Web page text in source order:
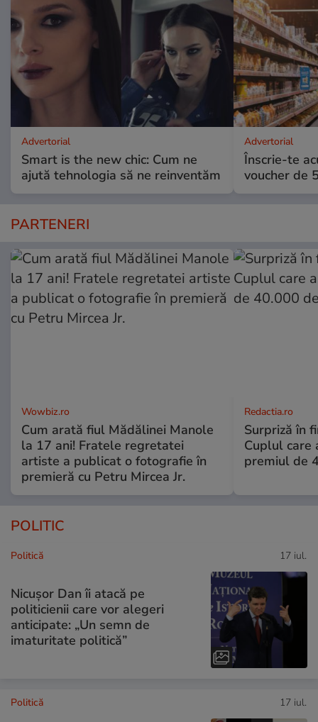
Advertorial
Smart is the new chic: Cum ne
ajută tehnologia să ne reinventăm
Advertorial
Înscrie-te
voucher de
PARTENERI
Wowbiz.ro
Cum arată fiul Mădălinei Manole
la 17 ani! Fratele regretatei
artiste a publicat o fotografie în
premieră cu Petru Mircea Jr.
Redactia.ro
Surpriză în
Cuplul care
premiul de
POLITIC
Politică 17 iul.
Nicușor Dan îi atacă pe
politicienii care vor alegeri
anticipate: „Un semn de
imaturitate politică”
Politică 17 iul.